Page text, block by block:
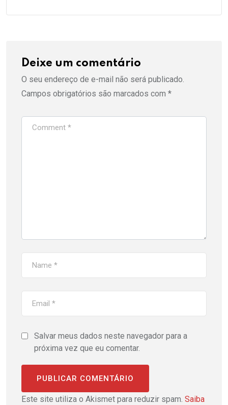
Deixe um comentário
O seu endereço de e-mail não será publicado.
Campos obrigatórios são marcados com *
Salvar meus dados neste navegador para a
próxima vez que eu comentar.
Este site utiliza o Akismet para reduzir spam. Saiba